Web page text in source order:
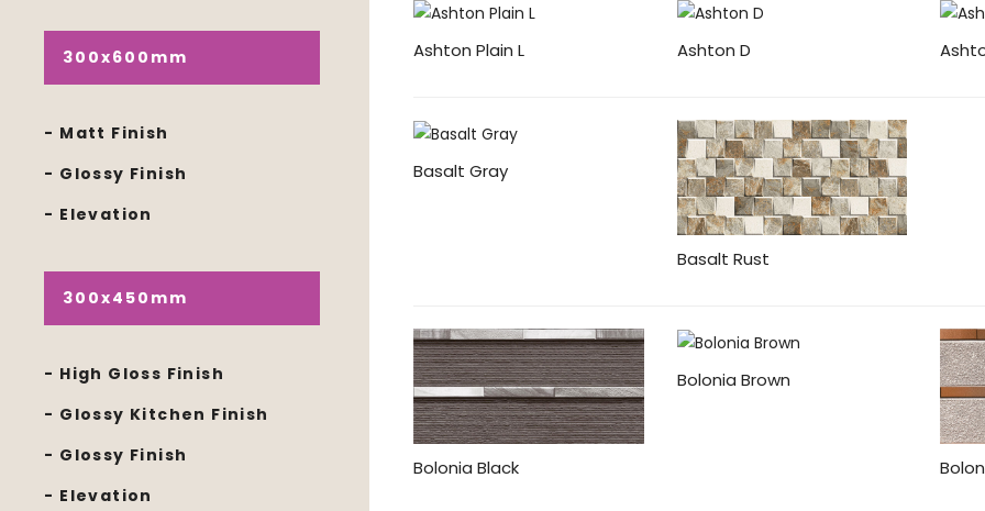
300x600mm
- Matt Finish
- Glossy Finish
- Elevation
300x450mm
- High Gloss Finish
- Glossy Kitchen Finish
- Glossy Finish
- Elevation
Ashton Plain L Ashton D
Basalt Gray
Basalt Rust
Bolonia Black
Bolonia Brown